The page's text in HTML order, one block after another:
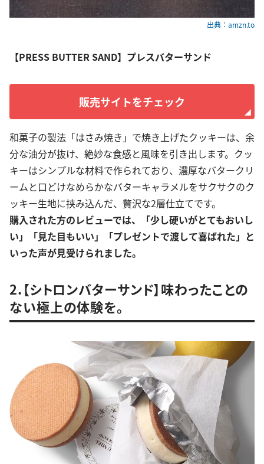
出典：amzn.to
【PRESS BUTTER SAND】プレスバターサンド
販売サイトをチェック
和菓子の製法「はさみ焼き」で焼き上げたクッキーは、余
分な油分が抜け、絶妙な食感と風味を引き出します。クッ
キーはシンプルな材料で作られており、濃厚なバタークリ
ームと口どけなめらかなバターキャラメルをサクサクのク
ッキー生地に挟み込んだ、贅沢な2層仕立てです。
購入された方のレビューでは、「少し硬いがとてもおいし
い」「見た目もいい」「プレゼントで渡して喜ばれた」と
いった声が見受けられました。
2.【シトロンバターサンド】味わったことの
ない極上の体験を。